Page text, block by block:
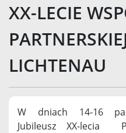
XX-LECIE
LICHTENAU
W dniach 14-16
Jubileusz XX-lecia